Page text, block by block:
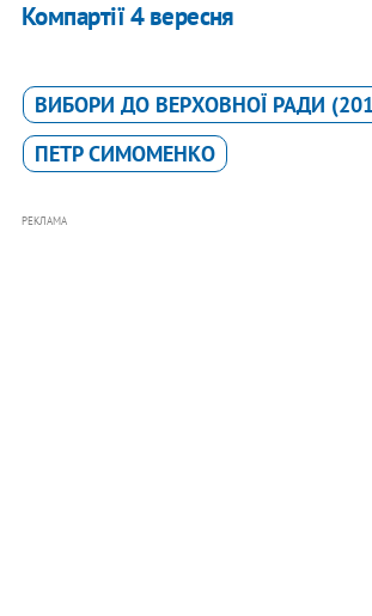
Компартії 4 вересня
ВИБОРИ ДО ВЕРХОВНОЇ РАДИ
ПЕТР СИМОМЕНКО
РЕКЛАМА